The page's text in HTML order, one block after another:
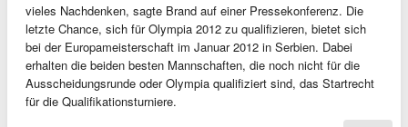
vieles Nachdenken, sagte Brand auf einer Pressekonferenz. Die
letzte Chance, sich für Olympia 2012 zu qualifizieren, bietet sich
bei der Europameisterschaft im Januar 2012 in Serbien. Dabei
erhalten die beiden besten Mannschaften, die noch nicht für die
Ausscheidungsrunde oder Olympia qualifiziert sind, das Startrecht
für die Qualifikationsturniere.